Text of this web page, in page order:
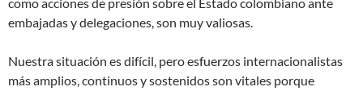
embajadas y delegaciones, son muy valiosas.
Nuestra situación es difícil, pero esfuerzos internacionalistas
más amplios, continuos y sostenidos son vitales porque